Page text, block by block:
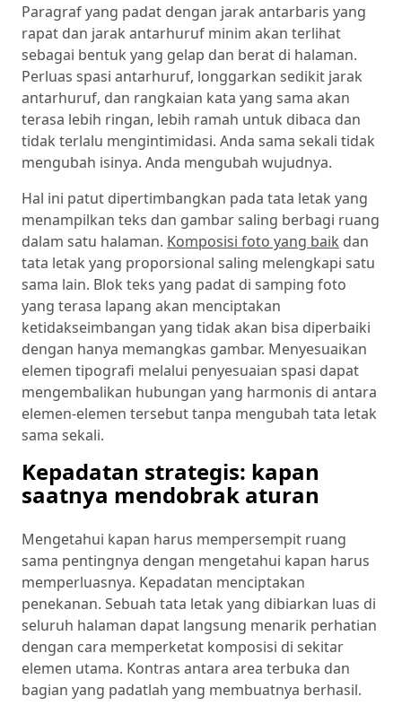
Paragraf yang padat dengan jarak antarbaris yang
rapat dan jarak antarhuruf minim akan terlihat
sebagai bentuk yang gelap dan berat di halaman.
Perluas spasi antarhuruf, longgarkan sedikit jarak
antarhuruf, dan rangkaian kata yang sama akan
terasa lebih ringan, lebih ramah untuk dibaca dan
tidak terlalu mengintimidasi. Anda sama sekali tidak
mengubah isinya. Anda mengubah wujudnya.
Hal ini patut dipertimbangkan pada tata letak yang
menampilkan teks dan gambar saling berbagi ruang
dalam satu halaman. Komposisi foto yang baik dan
tata letak yang proporsional saling melengkapi satu
sama lain. Blok teks yang padat di samping foto
yang terasa lapang akan menciptakan
ketidakseimbangan yang tidak akan bisa diperbaiki
dengan hanya memangkas gambar. Menyesuaikan
elemen tipografi melalui penyesuaian spasi dapat
mengembalikan hubungan yang harmonis di antara
elemen-elemen tersebut tanpa mengubah tata letak
sama sekali.
Kepadatan strategis: kapan
saatnya mendobrak aturan
Mengetahui kapan harus mempersempit ruang
sama pentingnya dengan mengetahui kapan harus
memperluasnya. Kepadatan menciptakan
penekanan. Sebuah tata letak yang dibiarkan luas di
seluruh halaman dapat langsung menarik perhatian
dengan cara memperketat komposisi di sekitar
elemen utama. Kontras antara area terbuka dan
bagian yang padatlah yang membuatnya berhasil.